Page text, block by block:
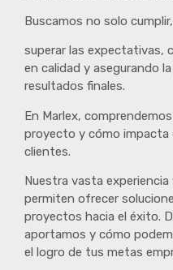
Buscamos no solo
superar las expectativas,
en calidad y asegurando
resultados finales.
En Marlex,
proyecto y cómo impacta
clientes.
Nuestra vasta
permiten ofrecer
proyectos hacia el éxito.
aportamos y cómo
el logro de tus metas